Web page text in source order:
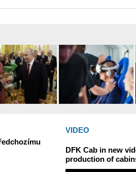
VIDEO
DFK Cab in new
production of